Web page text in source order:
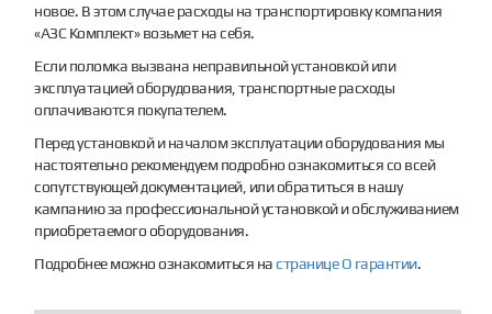
новое. В этом случае расходы на транспортировку компания
«АЗС Комплект» возьмет на себя.
Если поломка вызвана неправильной установкой или
эксплуатацией оборудования, транспортные расходы
оплачиваются покупателем.
Перед установкой и началом эксплуатации оборудования мы
настоятельно рекомендуем подробно ознакомиться со всей
сопутствующей документацией, или обратиться в нашу
кампанию за профессиональной установкой и обслуживанием
приобретаемого оборудования.
Подробнее можно ознакомиться настранице О гарантии.